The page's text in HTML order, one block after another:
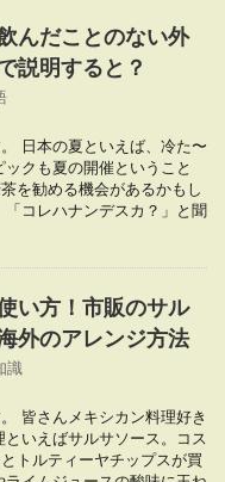
んだことのない外
説明すると？
日本の夏といえば、冷た〜
クも夏の開催ということ
を勧める機会があるかもし
コレハナンデスカ？」と聞
い方！市販のサル
外のアレンジ方法
識
皆さんメキシカン料理好き
いえばサルサソース。コス
トルティーヤチップスが買